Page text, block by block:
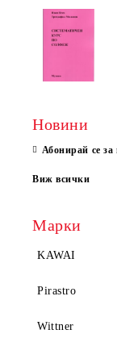
Новини
Абонирай се за
Виж всички
Марки
KAWAI
Pirastro
Wittner